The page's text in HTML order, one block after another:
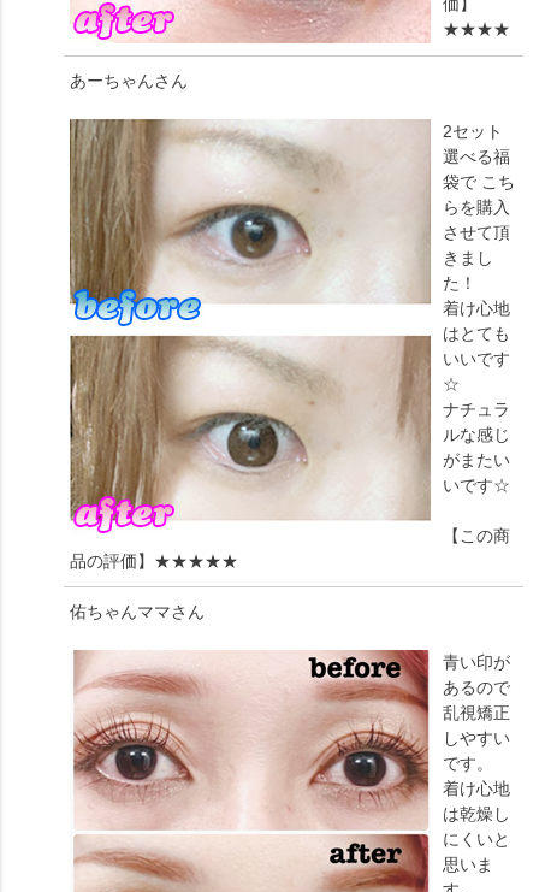
★★★★
あーちゃんさん
2セット
選べる福
袋で こち
らを購入
させて頂
きまし
た！
着け心地
はとても
いいです
☆
ナチュラ
ルな感じ
がまたい
いです☆
【この商
品の評価】 ★★★★★
佑ちゃんママさん
青い印が
あるので
乱視矯正
しやすい
です。
着け心地
は乾燥し
にくいと
思いま